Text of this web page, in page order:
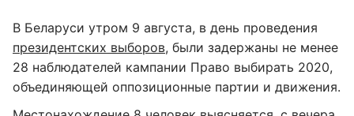
В Беларуси утром 9 августа, в день проведения
президентских выборов, были задержаны не менее
28 наблюдателей кампании Право выбирать 2020,
объединяющей оппозиционные партии и движения.